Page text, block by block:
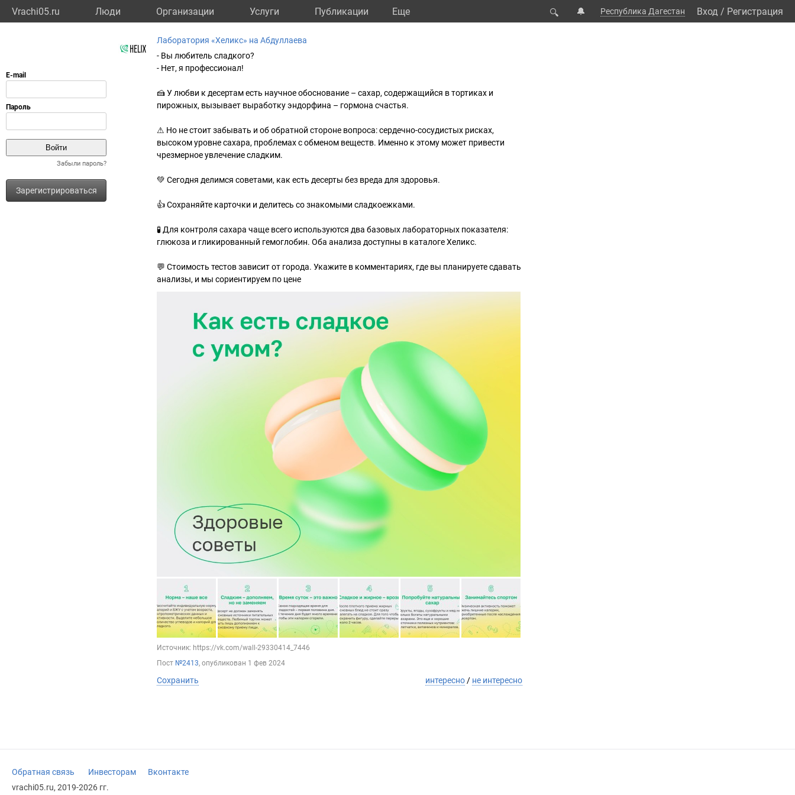
Vrachi05.ru Люди Организации Услуги Публикации Eще 🔍 🔔 Республика Дагестан Вход / Регистрация
Забыли пароль?
Зарегистрироваться
Лаборатория «Хеликс» на Абдуллаева
- Вы любитель сладкого?
- Нет, я профессионал!
🍰 У любви к десертам есть научное обоснование – сахар, содержащийся в тортиках и
пирожных, вызывает выработку эндорфина – гормона счастья.
⚠ Но не стоит забывать и об обратной стороне вопроса: сердечно-сосудистых рисках,
высоком уровне сахара, проблемах с обменом веществ. Именно к этому может привести
чрезмерное увлечение сладким.
💚 Сегодня делимся советами, как есть десерты без вреда для здоровья.
👍 Сохраняйте карточки и делитесь со знакомыми сладкоежками.
🧪 Для контроля сахара чаще всего используются два базовых лабораторных показателя:
глюкоза и гликированный гемоглобин. Оба анализа доступны в каталоге Хеликс.
💬 Стоимость тестов зависит от города. Укажите в комментариях, где вы планируете сдавать
анализы, и мы сориентируем по цене
Источник: https://vk.com/wall-29330414_7446
Пост №2413, опубликован 1 фев 2024
Сохранить интересно/ не интересно
Обратная связь Инвесторам
Вконтакте
vrachi05.ru, 2019-2026 гг.